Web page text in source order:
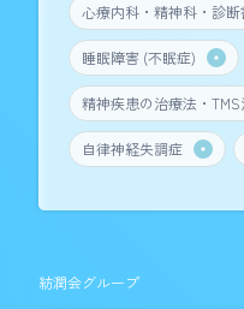
心療内科・精神科・診断
睡眠障害 (不眠症)
精神疾患の治療法・
自律神経失調症
紡潤会グループ